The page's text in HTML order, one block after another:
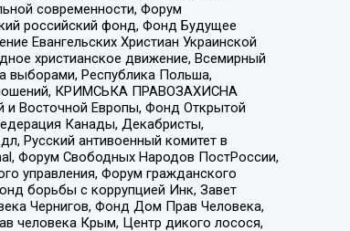
современности, Форум
российский фонд, Фонд Будущее
Евангельских Христиан Украинской
христианское движение, Всемирный
выборами, Республика Польша,
КРИМСЬКА ПРАВОЗАХИСНА
и Восточной Европы, Фонд Открытой
Канады, Декабристы,
Русский антивоенный комитет в
Форум Свободных Народов ПостРоссии,
управления, Форум гражданского
борьбы с коррупцией Инк, Завет
Чернигов, Фонд Дом Прав Человека,
человека Крым, Центр дикого лосося,